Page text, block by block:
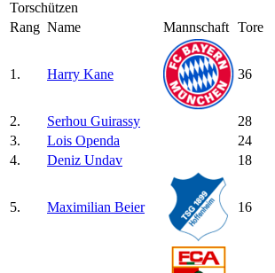
Torschützen
Rang Na­me Mannschaft To­re
1. Harry Kane 36
2. Serhou Guirassy
28
3.
Lois Openda
24
4.
Deniz Undav 18
5. Maximilian Beier 16